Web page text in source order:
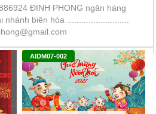
ĐINH PHONG ngân hàng
nhánh biên hòa ..........................
AIDM07-002